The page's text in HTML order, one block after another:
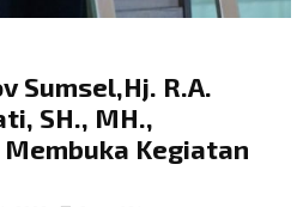
Sumsel,Hj. R.A.
SH., MH.,
Kegiatan